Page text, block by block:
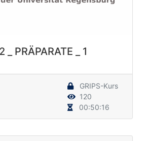
PRÄPARATE _ 1
GRIPS-Kurs
120
00:50:16